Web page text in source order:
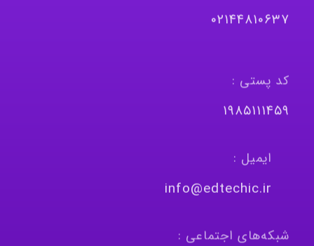
٠٢١٤٤٨١٠٦٣٧
کد پستی :
١٩٨٥١١١٤٥٩
ایمیل :
info@edtechic.ir
شبکه‌های اجتماعی :